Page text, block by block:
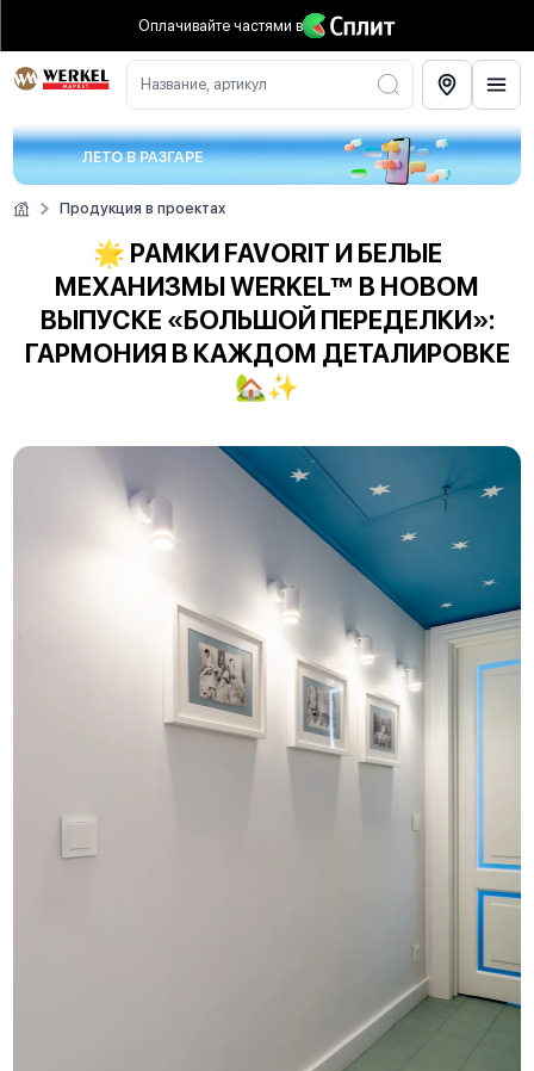
Оплачивайте частями в
Название, артикул
ЛЕТО В РАЗГАРЕ
Продукция в проектах
🌟 РАМКИ FAVORIT И БЕЛЫЕ
МЕХАНИЗМЫ WERKEL™ В НОВОМ
ВЫПУСКЕ «БОЛЬШОЙ ПЕРЕДЕЛКИ»:
ГАРМОНИЯ В КАЖДОМ ДЕТАЛИРОВКЕ
🏡✨